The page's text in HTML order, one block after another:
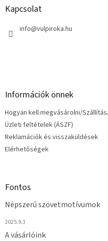
Kapcsolat
info@vulpiroka.hu
Információk önnek
Hogyan kell megvásárolni/
Üzleti feltételek (ÁSZF)
Reklamációk és visszaküldések
Elérhetőségek
Fontos
Népszerű szövetmotívumok
2025.9.3
A vásárlóink